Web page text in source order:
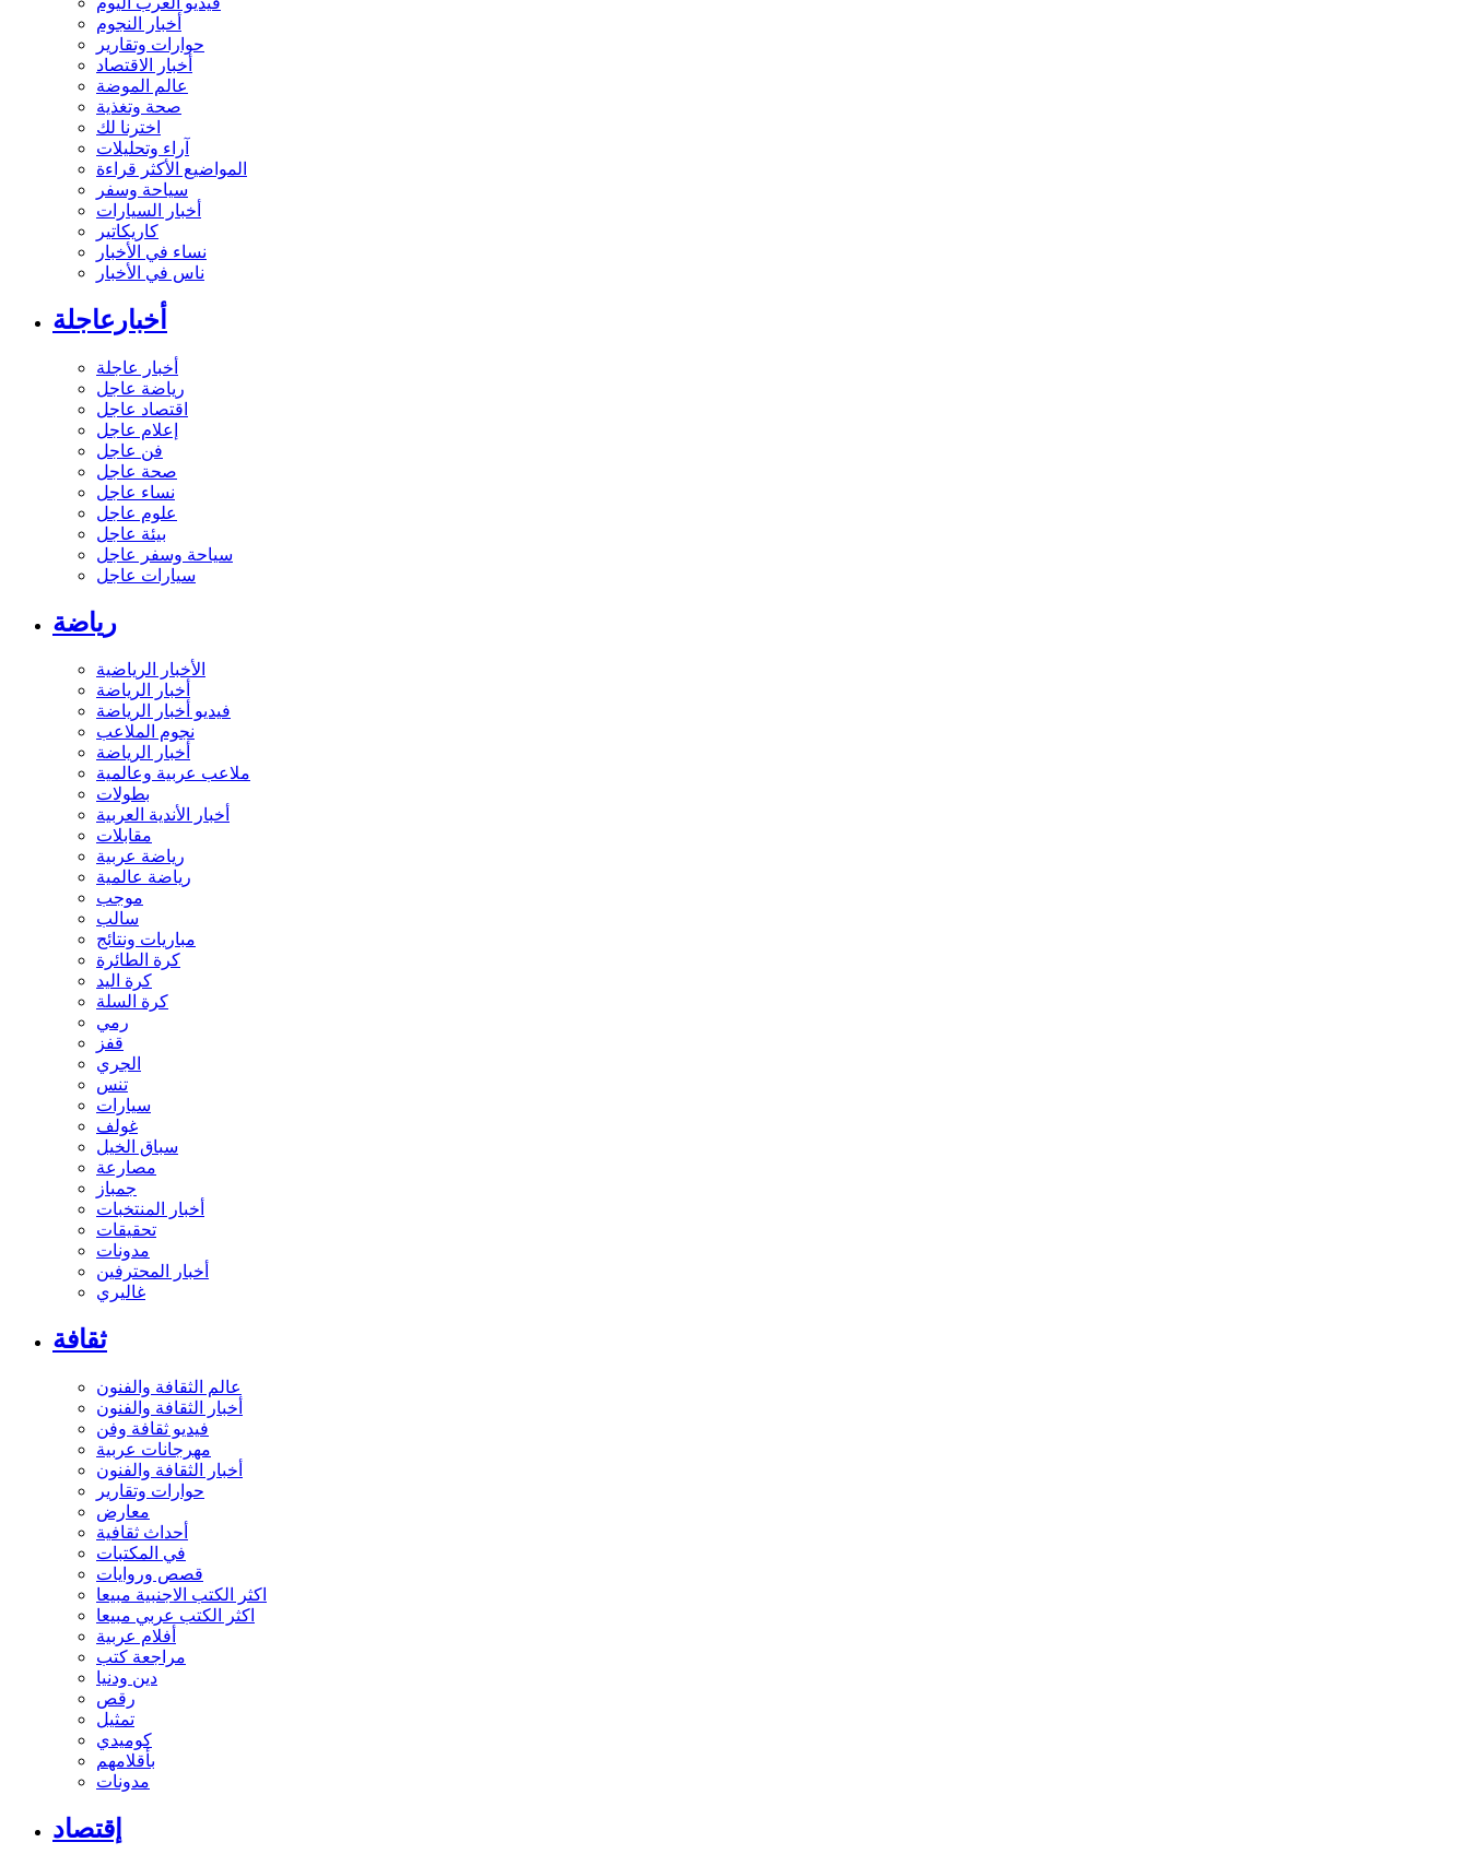
أخبار النجوم
حوارات وتقارير
أخبار الاقتصاد
عالم الموضة
صحة وتغذية
اخترنا لك
آراء وتحليلات
المواضيع الأكثر قراءة
سياحة وسفر
أخبار السيارات
كاريكاتير
نساء في الأخبار
ناس في الأخبار
أخبارعاجلة
أخبار عاجلة
رياضة عاجل
اقتصاد عاجل
إعلام عاجل
فن عاجل
صحة عاجل
نساء عاجل
علوم عاجل
بيئة عاجل
سياحة وسفر عاجل
سيارات عاجل
رياضة
الأخبار الرياضية
أخبار الرياضة
فيديو أخبار الرياضة
نجوم الملاعب
أخبار الرياضة
ملاعب عربية وعالمية
بطولات
أخبار الأندية العربية
مقابلات
رياضة عربية
رياضة عالمية
موجب
سالب
مباريات ونتائج
كرة الطائرة
كرة اليد
كرة السلة
رمي
قفز
الجري
تنس
سيارات
غولف
سباق الخيل
مصارعة
جمباز
أخبار المنتخبات
تحقيقات
مدونات
أخبار المحترفين
غاليري
ثقافة
عالم الثقافة والفنون
أخبار الثقافة والفنون
فيديو ثقافة وفن
مهرجانات عربية
أخبار الثقافة والفنون
حوارات وتقارير
معارض
أحداث ثقافية
في المكتبات
قصص وروايات
اكثر الكتب الاجنبية مبيعا
اكثر الكتب عربي مبيعا
أفلام عربية
مراجعة كتب
دين ودنيا
رقص
تمثيل
كوميدي
بأقلامهم
مدونات
إقتصاد